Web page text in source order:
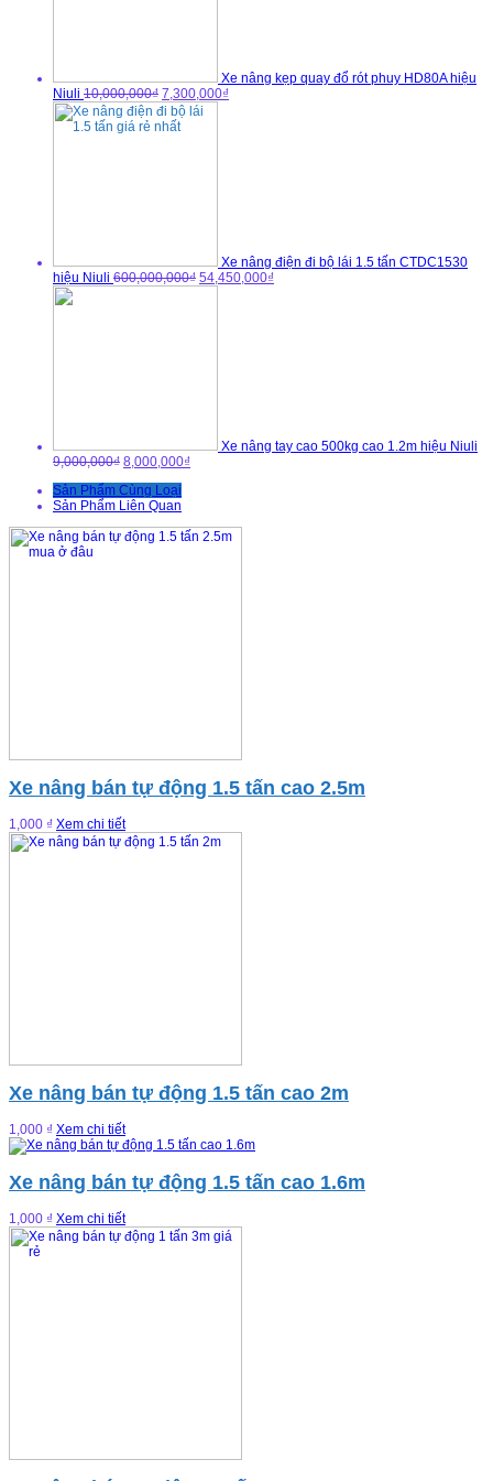
Xe nâng kẹp quay đổ rót phuy HD80A hiệu
Niuli 10,000,000₫ 7,300,000₫
Xe nâng điện đi bộ lái 1.5 tấn CTDC1530
hiệu Niuli 600,000,000₫ 54,450,000₫
Xe nâng tay cao 500kg cao 1.2m hiệu Niuli
9,000,000₫ 8,000,000₫
Sản Phẩm Cùng Loại
Sản Phẩm Liên Quan
Xe nâng bán tự động 1.5 tấn cao 2.5m
1,000 ₫ Xem chi tiết
Xe nâng bán tự động 1.5 tấn cao 2m
1,000 ₫ Xem chi tiết
Xe nâng bán tự động 1.5 tấn cao 1.6m
1,000 ₫ Xem chi tiết